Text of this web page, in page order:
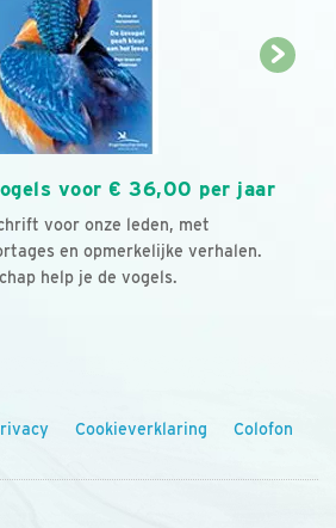
voor € 36,00 per jaar
voor onze leden, met
en opmerkelijke verhalen.
help je de vogels.
Cookieverklaring Colofon